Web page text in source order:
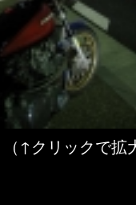
拡大しま